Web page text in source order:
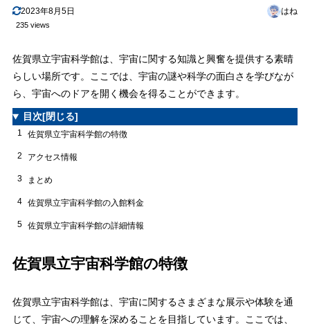
2023年8月5日 はね
235 views
佐賀県立宇宙科学館は、宇宙に関する知識と興奮を提供する素晴
らしい場所です。ここでは、宇宙の謎や科学の面白さを学びなが
ら、宇宙へのドアを開く機会を得ることができます。
目次[閉じる]
1 佐賀県立宇宙科学館の特徴
2 アクセス情報
3 まとめ
4 佐賀県立宇宙科学館の入館料金
5 佐賀県立宇宙科学館の詳細情報
佐賀県立宇宙科学館の特徴
佐賀県立宇宙科学館は、宇宙に関するさまざまな展示や体験を通
じて、宇宙への理解を深めることを目指しています。ここでは、